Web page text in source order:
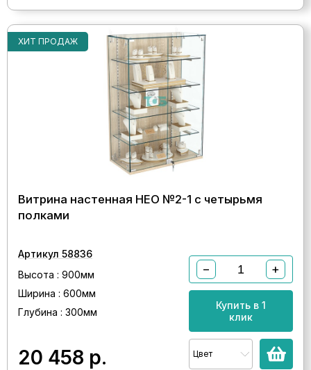
ХИТ ПРОДАЖ
Витрина настенная НЕО №2-1 с четырьмя
полками
Артикул 58836
Высота : 900мм
Ширина : 600мм
Глубина : 300мм
20 458 р.
− +
Купить в 1
клик
Цвет